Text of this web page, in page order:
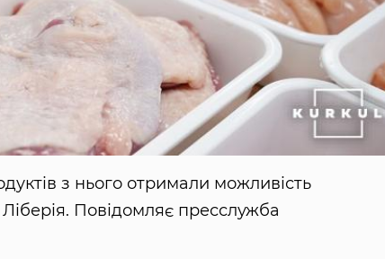
з нього отримали можливість
Повідомляє пресслужба